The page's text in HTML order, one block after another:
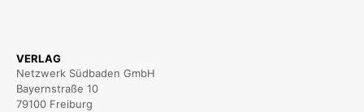
VERLAG
Netzwerk Südbaden GmbH
Bayernstraße 10
79100 Freiburg